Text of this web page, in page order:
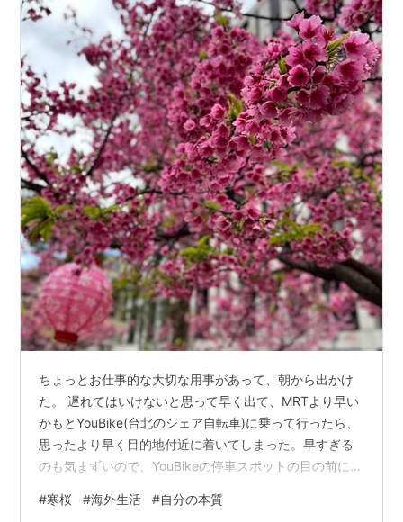
ちょっとお仕事的な大切な用事があって、朝から出かけ
た。 遅れてはいけないと思って早く出て、MRTより早い
かもとYouBike(台北のシェア自転車)に乗って行ったら、
思ったより早く目的地付近に着いてしまった。早すぎる
のも気まずいので、YouBikeの停車スポットの目の前にあ
る小さな公園だけど、濃いピンク色の寒桜がちょうど満
#寒桜 #海外生活 #自分の本質